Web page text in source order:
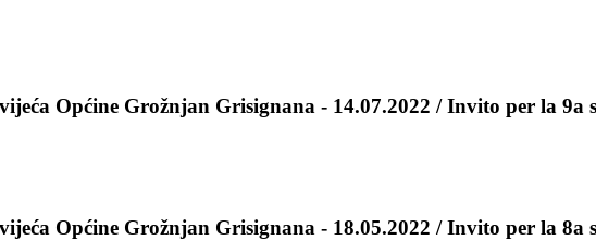
Općine Grožnjan Grisignana - 14.07.2022 / Invito per la 9a
Općine Grožnjan Grisignana - 18.05.2022 / Invito per la 8a